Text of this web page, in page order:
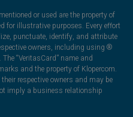
or used are the property of
for illustrative purposes. Every effort
punctuate, identify, and attribute
owners, including using ®
“VeritasCard” name and
and the property of Klopercom.
respective owners and may be
imply a business relationship